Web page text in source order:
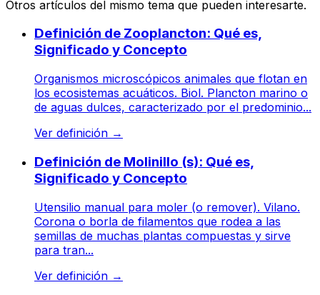
Otros artículos del mismo tema que pueden interesarte.
Definición de Zooplancton: Qué es,
Significado y Concepto
Organismos microscópicos animales que flotan en
los ecosistemas acuáticos. Biol. Plancton marino o
de aguas dulces, caracterizado por el predominio...
Ver definición →
Definición de Molinillo (s): Qué es,
Significado y Concepto
Utensilio manual para moler (o remover). Vilano.
Corona o borla de filamentos que rodea a las
semillas de muchas plantas compuestas y sirve
para tran...
Ver definición →